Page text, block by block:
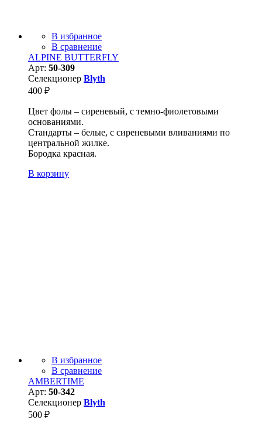
В избранное
В сравнение
ALPINE BUTTERFLY
Арт: 50-309
Селекционер Blyth
400 ₽
Цвет фолы – сиреневый, с темно-фиолетовыми
основаниями.
Стандарты – белые, с сиреневыми вливаниями по
центральной жилке.
Бородка красная.
В корзину
В избранное
В сравнение
AMBERTIME
Арт: 50-342
Селекционер Blyth
500 ₽